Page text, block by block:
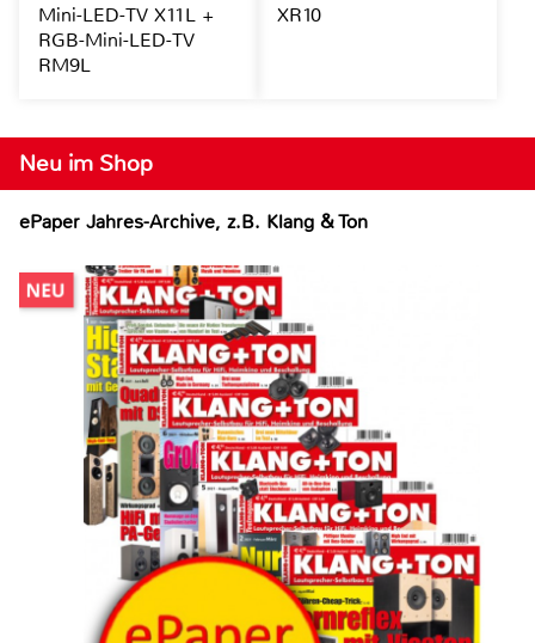
Neu im Shop
ePaper Jahres-Archive, z.B. Klang & Ton
Mini-LED-TV X11L +
RGB-Mini-LED-TV
RM9L
XR10